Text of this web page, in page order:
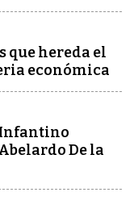
que hereda el
económica
Infantino
De la